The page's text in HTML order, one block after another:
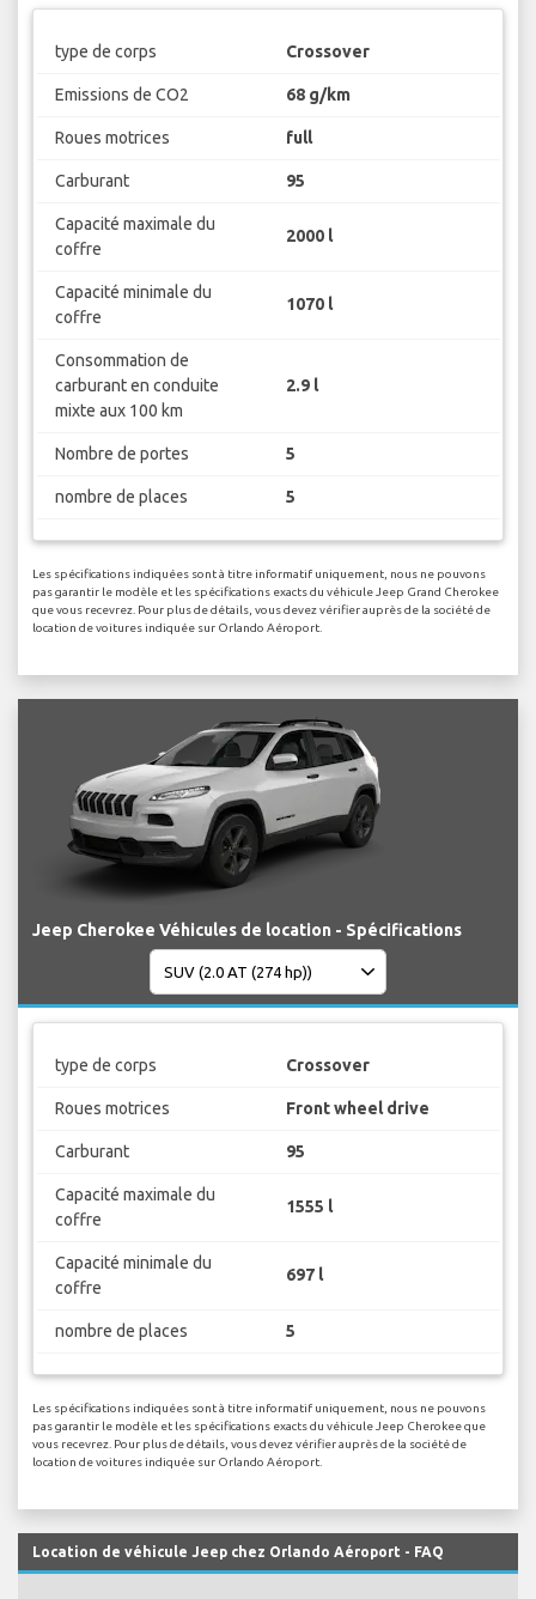
type de corps Crossover
Emissions de CO2 68 g/km
Roues motrices full
Carburant 95
Capacité maximale du
coffre
2000 l
Capacité minimale du
coffre
1070 l
Consommation de
carburant en conduite
mixte aux 100 km
2.9 l
Nombre de portes 5
nombre de places 5
Les spécifications indiquées sont à titre informatif uniquement, nous ne pouvons
pas garantir le modèle et les spécifications exacts du véhicule Jeep Grand Cherokee
que vous recevrez. Pour plus de détails, vous devez vérifier auprès de la société de
location de voitures indiquée sur Orlando Aéroport.
Jeep Cherokee Véhicules de location - Spécifications
type de corps Crossover
Roues motrices Front wheel drive
Carburant 95
Capacité maximale du
coffre
1555 l
Capacité minimale du
coffre
697 l
nombre de places 5
Les spécifications indiquées sont à titre informatif uniquement, nous ne pouvons
pas garantir le modèle et les spécifications exacts du véhicule Jeep Cherokee que
vous recevrez. Pour plus de détails, vous devez vérifier auprès de la société de
location de voitures indiquée sur Orlando Aéroport.
Location de véhicule Jeep chez Orlando Aéroport - FAQ